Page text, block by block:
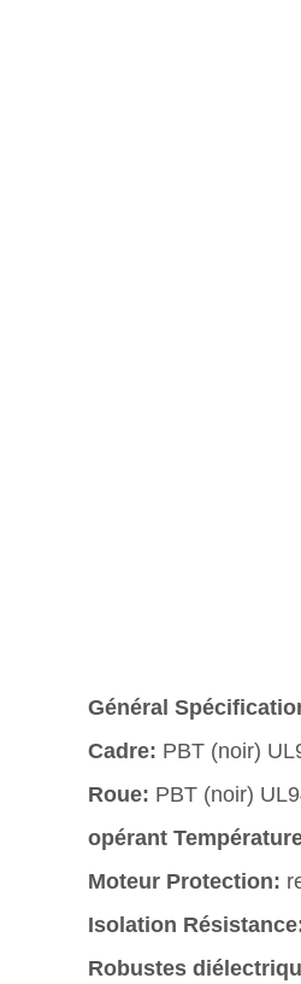
Général
Cadre: PBT (noir)
Roue: PBT (noir)
opérant
Moteur Protection:
Isolation
Robustes